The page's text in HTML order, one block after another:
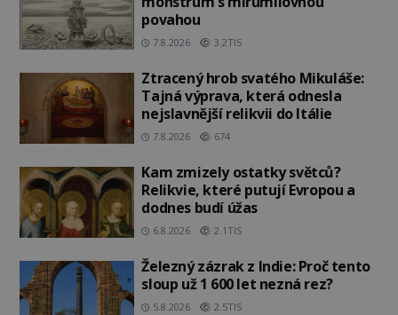
povahou
7.8.2026 3.2TIS
Ztracený hrob svatého Mikuláše:
Tajná výprava, která odnesla
nejslavnější relikvii do Itálie
7.8.2026 674
Kam zmizely ostatky světců?
Relikvie, které putují Evropou a
dodnes budí úžas
6.8.2026 2.1TIS
Železný zázrak z Indie: Proč tento
sloup už 1 600 let nezná rez?
5.8.2026 2.5TIS